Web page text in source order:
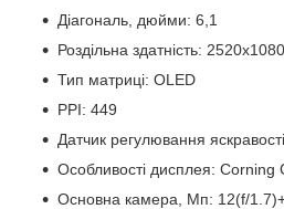
Діагональ, дюйми: 6,1
Роздільна здатність: 2520x1080
Тип матриці: OLED
PPI: 449
Датчик регулювання
Особливості дисплея: Corning
Основна камера, Мп: 12(f/